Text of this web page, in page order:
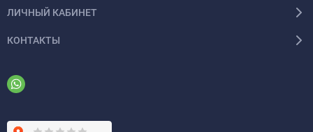
ЛИЧНЫЙ КАБИНЕТ
КОНТАКТЫ